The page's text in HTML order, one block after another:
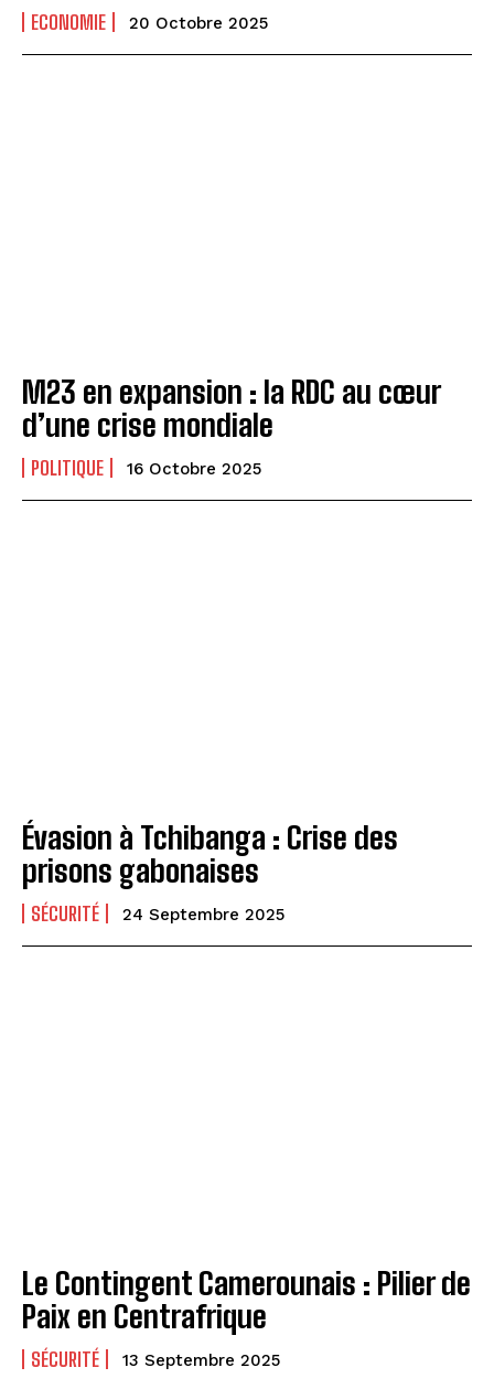
ECONOMIE 20 Octobre 2025
M23 en expansion : la RDC au cœur
d’une crise mondiale
POLITIQUE 16 Octobre 2025
Évasion à Tchibanga : Crise des
prisons gabonaises
SÉCURITÉ 24 Septembre 2025
Le Contingent Camerounais : Pilier de
Paix en Centrafrique
SÉCURITÉ 13 Septembre 2025